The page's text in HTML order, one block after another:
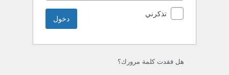
تذكرني
هل فقدت كلمة مرورك؟